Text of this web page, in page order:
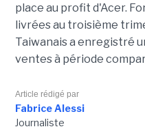
place au profit d'Acer.
livrées au troisième
Taiwanais a enregistré
ventes à période
Article rédigé par
Fabrice Alessi
Journaliste